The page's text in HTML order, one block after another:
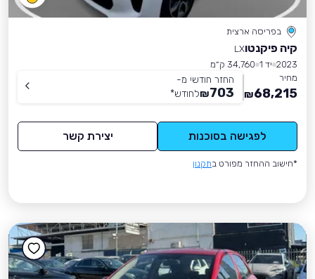
בפריסה ארצית
קיה פיקנטוLX
2023 יד 1
34,760 ק״מ
מחיר
68,215
₪
החזר חודשי מ-
703
₪לחודש*
לפגישה בסוכנות יצירת קשר
*חישוב ההחזר מפורט בתקנון